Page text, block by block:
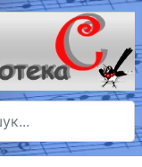
or more characters